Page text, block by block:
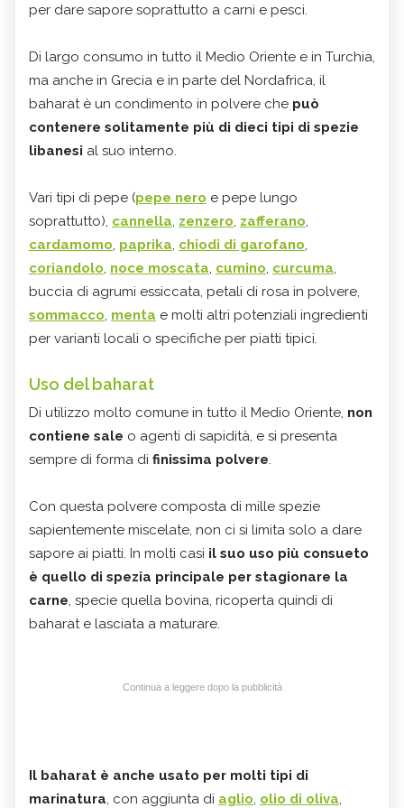
per dare sapore soprattutto a carni e pesci.
Di largo consumo in tutto il Medio Oriente e in Turchia,
ma anche in Grecia e in parte del Nordafrica, il
baharat è un condimento in polvere che può
contenere solitamente più di dieci tipi di spezie
libanesi al suo interno.
Vari tipi di pepe (pepe nero e pepe lungo
soprattutto), cannella, zenzero, zafferano,
cardamomo, paprika, chiodi di garofano,
coriandolo, noce moscata, cumino, curcuma,
buccia di agrumi essiccata, petali di rosa in polvere,
sommacco, menta e molti altri potenziali ingredienti
per varianti locali o specifiche per piatti tipici.
Uso del baharat
Di utilizzo molto comune in tutto il Medio Oriente, non
contiene sale o agenti di sapidità, e si presenta
sempre di forma di finissima polvere.
Con questa polvere composta di mille spezie
sapientemente miscelate, non ci si limita solo a dare
sapore ai piatti. In molti casi il suo uso più consueto
è quello di spezia principale per stagionare la
carne, specie quella bovina, ricoperta quindi di
baharat e lasciata a maturare.
Continua a leggere dopo la pubblicità
Il baharat è anche usato per molti tipi di
marinatura, con aggiunta di aglio, olio di oliva,